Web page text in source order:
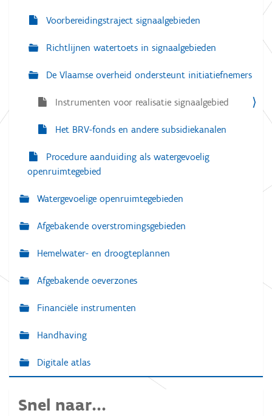
Voorbereidingstraject signaalgebieden
Richtlijnen watertoets in signaalgebieden
De Vlaamse overheid ondersteunt initiatiefnemers
Instrumenten voor realisatie signaalgebied
Het BRV-fonds en andere subsidiekanalen
Procedure aanduiding als watergevoelig
openruimtegebied
Watergevoelige openruimtegebieden
Afgebakende overstromingsgebieden
Hemelwater- en droogteplannen
Afgebakende oeverzones
Financiële instrumenten
Handhaving
Digitale atlas
Snel naar...